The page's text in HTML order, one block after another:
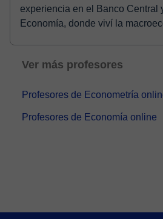
experiencia en el Banco Central
Economía, donde viví la
Ver más profesores
Profesores de Econometría
Profesores de Economía online